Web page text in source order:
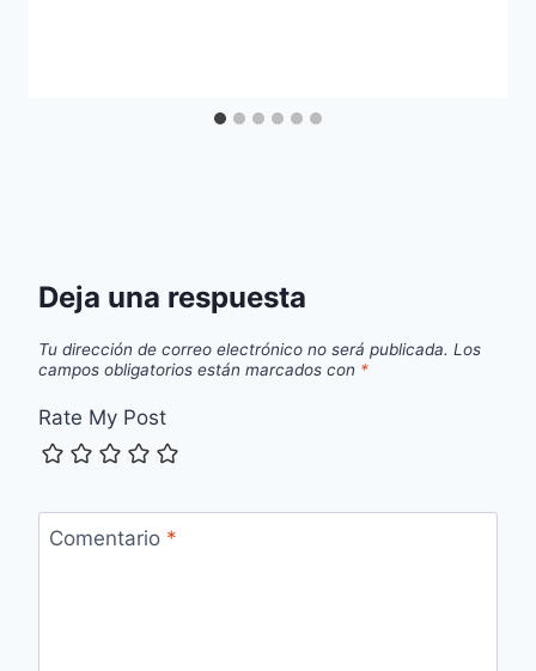
Deja una respuesta
Tu dirección de correo electrónico no será publicada. Los
campos obligatorios están marcados con *
Rate My Post
Comentario *